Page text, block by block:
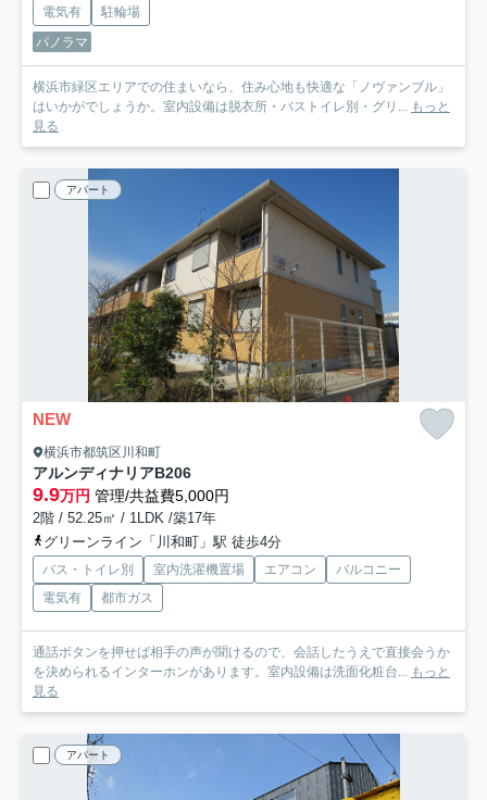
電気有
駐輪場
パノラマ
横浜市緑区エリアでの住まいなら、住み心地も快適な「ノヴァンブル」
はいかがでしょうか。室内設備は脱衣所・バストイレ別・グリ... もっと
見る
アパート
NEW
横浜市都筑区川和町
アルンディナリアB206
9.9万円 管理/共益費5,000円
2階 / 52.25㎡ / 1LDK /築17年
グリーンライン「川和町」駅 徒歩4分
バス・トイレ別 室内洗濯機置場 エアコン
バルコニー
電気有
都市ガス
通話ボタンを押せば相手の声が聞けるので、会話したうえで直接会うか
を決められるインターホンがあります。室内設備は洗面化粧台... もっと
見る
アパート